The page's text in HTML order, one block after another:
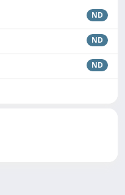
ND
ND
ND